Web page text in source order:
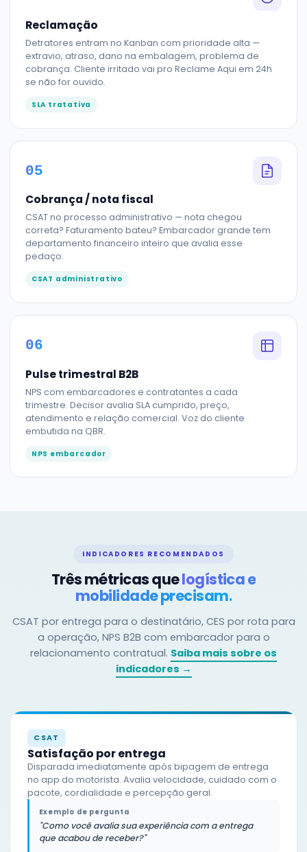
Reclamação
Detratores entram no Kanban com prioridade alta —
extravio, atraso, dano na embalagem, problema de
cobrança. Cliente irritado vai pro Reclame Aqui em 24h
se não for ouvido.
SLA tratativa
05
Cobrança / nota fiscal
CSAT no processo administrativo — nota chegou
correta? Faturamento bateu? Embarcador grande tem
departamento financeiro inteiro que avalia esse
pedaço.
CSAT administrativo
06
Pulse trimestral B2B
NPS com embarcadores e contratantes a cada
trimestre. Decisor avalia SLA cumprido, preço,
atendimento e relação comercial. Voz do cliente
embutida na QBR.
NPS embarcador
INDICADORES RECOMENDADOS
Três métricas quelogística e
mobilidade precisam.
CSAT por entrega para o destinatário, CES por rota para
a operação, NPS B2B com embarcador para o
relacionamento contratual. Saiba mais sobre os
indicadores →
CSAT
Satisfação por entrega
Disparada imediatamente após bipagem de entrega
no app do motorista. Avalia velocidade, cuidado com o
pacote, cordialidade e percepção geral.
Exemplo de pergunta
"Como você avalia sua experiência com a entrega
que acabou de receber?"